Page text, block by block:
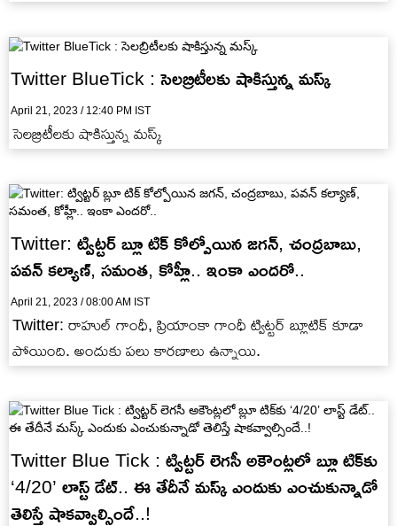
Twitter BlueTick : సెలబ్రిటీలకు షాకిస్తున్న మస్క్
April 21, 2023 / 12:40 PM IST
సెలబ్రిటీలకు షాకిస్తున్న మస్క్
Twitter: ట్విట్టర్ బ్లూ టిక్ కోల్పోయిన జగన్, చంద్రబాబు,
పవన్ కల్యాణ్, సమంత, కోహ్లీ.. ఇంకా ఎందరో..
April 21, 2023 / 08:00 AM IST
Twitter: రాహుల్ గాంధీ, ప్రియాంకా గాంధీ ట్విట్టర్ బ్లూటిక్ కూడా
పోయింది. అందుకు పలు కారణాలు ఉన్నాయి.
Twitter Blue Tick : ట్విట్టర్ లెగసీ అకౌంట్లలో బ్లూ టిక్‌‌‌కు
‘4/20’ లాస్ట్ డేట్.. ఈ తేదీనే మస్క్ ఎందుకు ఎంచుకున్నాడో
తెలిస్తే షాకవ్వాల్సిందే..!